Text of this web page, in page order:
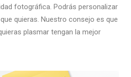
fotográfica. Podrás personalizar
quieras. Nuestro consejo es que
plasmar tengan la mejor